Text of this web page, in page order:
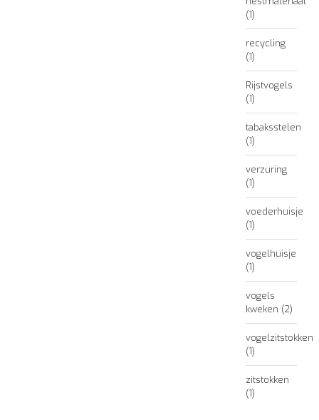
(1)
recycling
(1)
Rijstvogels
(1)
tabaksstelen
(1)
verzuring
(1)
voederhuisje
(1)
vogelhuisje
(1)
vogels
kweken (2)
vogelzitstokken
(1)
zitstokken
(1)